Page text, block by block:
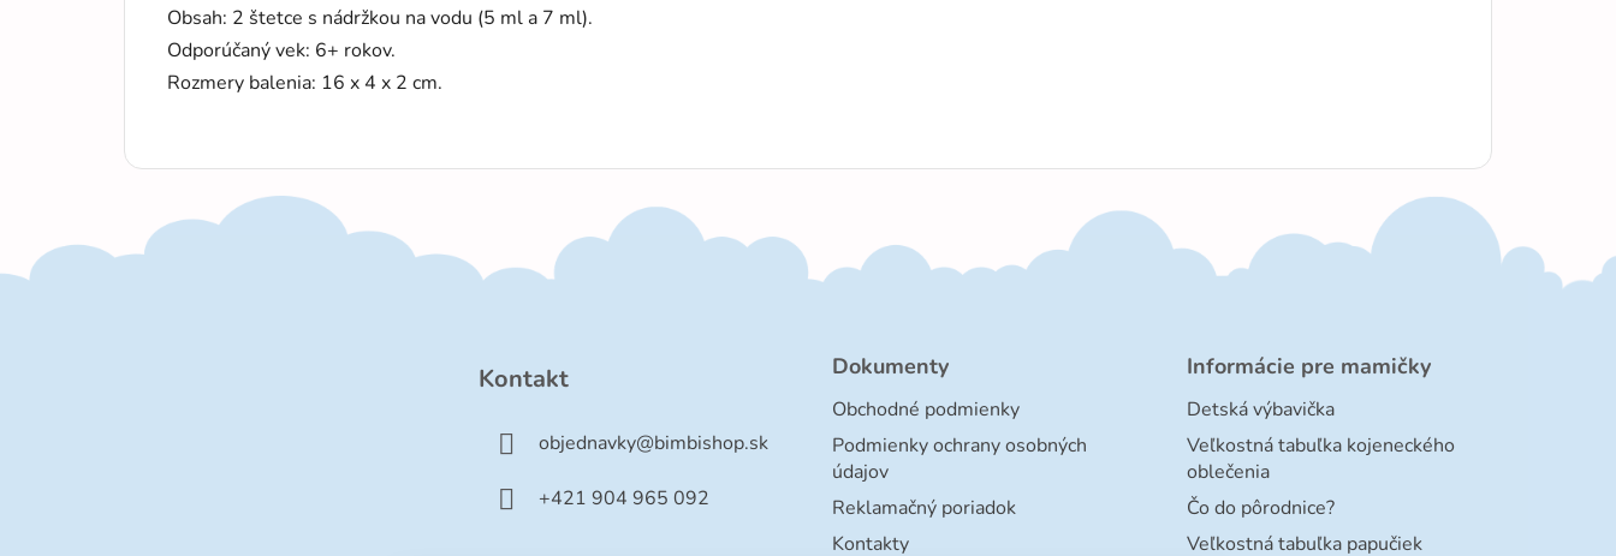
Obsah: 2 štetce s nádržkou na vodu (5 ml a 7 ml).
Odporúčaný vek: 6+ rokov.
Rozmery balenia: 16 x 4 x 2 cm.
Kontakt
objednavky@bimbishop.sk
+421 904 965 092
Dokumenty
Obchodné podmienky
Podmienky ochrany osobných
údajov
Reklamačný poriadok
Kontakty
Informácie pre mamičky
Detská výbavička
Veľkostná tabuľka kojeneckého
oblečenia
Čo do pôrodnice?
Veľkostná tabuľka papučiek